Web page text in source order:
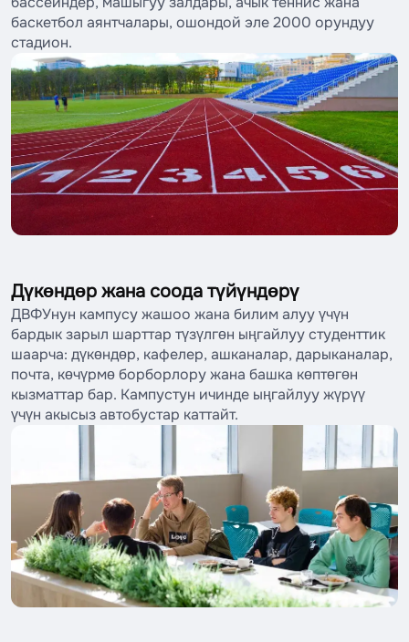
баскетбол аянтчалары, ошондой эле 2000 орундуу
стадион.
Дүкөндөр жана соода түйүндөрү
ДВФУнун кампусу жашоо жана билим алуу үчүн
бардык зарыл шарттар түзүлгөн ыңгайлуу студенттик
шаарча: дүкөндөр, кафелер, ашканалар, дарыканалар,
почта, көчүрмө борборлору жана башка көптөгөн
кызматтар бар. Кампустун ичинде ыңгайлуу жүрүү
үчүн акысыз автобустар каттайт.